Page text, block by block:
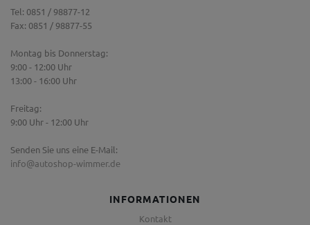
Tel: 0851 / 98877-12
Fax: 0851 / 98877-55
Montag bis Donnerstag:
9:00 - 12:00 Uhr
13:00 - 16:00 Uhr
Freitag:
9:00 Uhr - 12:00 Uhr
Senden Sie uns eine E-Mail:
info@autoshop-wimmer.de
INFORMATIONEN
Kontakt